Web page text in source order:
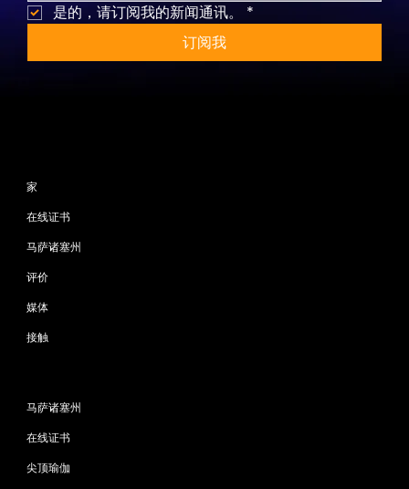
是的，请订阅我的新闻通讯。
*
订阅我
家
在线证书
马萨诸塞州
评价
媒体
接触
马萨诸塞州
在线证书
尖顶瑜伽